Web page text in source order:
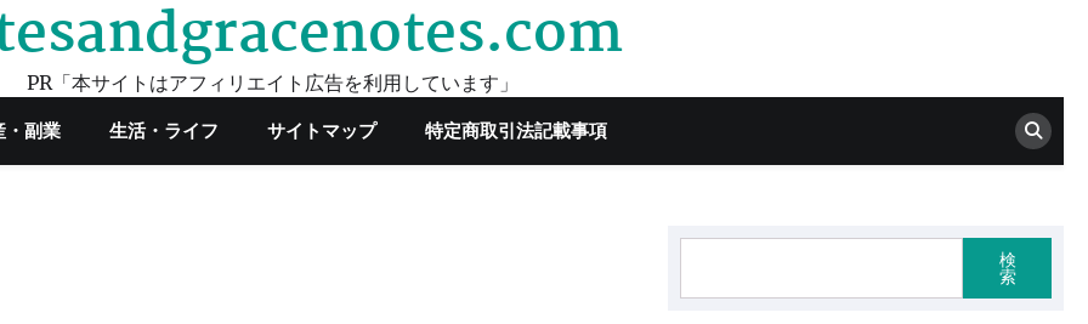
PR「本サイトはアフィリエイト広告を利用しています」
・副業 生活・ライフ サイトマップ 特定商取引法記載事項
検
索